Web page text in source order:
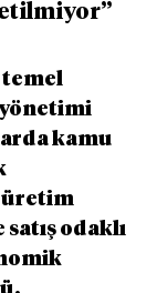
temel
kamu
üretim
odaklı